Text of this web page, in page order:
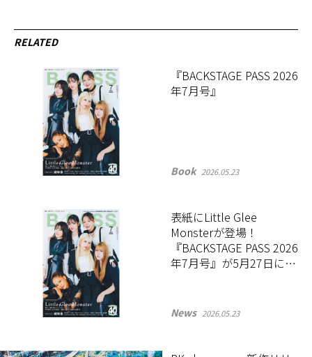
RELATED
『BACKSTAGE PASS 2026
年7月号』
Book 2026.05.23
表紙にLittle Glee
Monsterが登場！
『BACKSTAGE PASS 2026
年7月号』が5月27日に発
News 2026.05.23